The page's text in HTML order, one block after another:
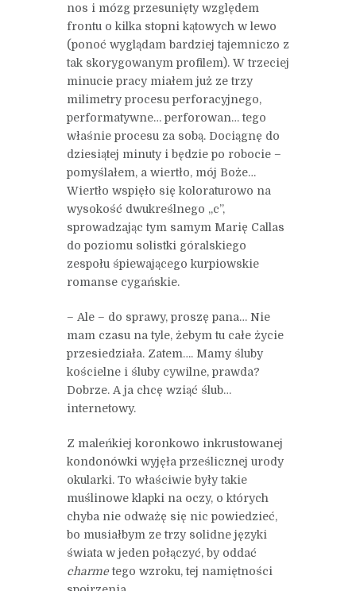
nos i mózg przesunięty względem
frontu o kilka stopni kątowych w lewo
(ponoć wyglądam bardziej tajemniczo z
tak skorygowanym profilem). W trzeciej
minucie pracy miałem już ze trzy
milimetry procesu perforacyjnego,
performatywne… perforowan… tego
właśnie procesu za sobą. Dociągnę do
dziesiątej minuty i będzie po robocie –
pomyślałem, a wiertło, mój Boże…
Wiertło wspięło się koloraturowo na
wysokość dwukreślnego „c”,
sprowadzając tym samym Marię Callas
do poziomu solistki góralskiego
zespołu śpiewającego kurpiowskie
romanse cygańskie.
– Ale – do sprawy, proszę pana… Nie
mam czasu na tyle, żebym tu całe życie
przesiedziała. Zatem…. Mamy śluby
kościelne i śluby cywilne, prawda?
Dobrze. A ja chcę wziąć ślub…
internetowy.
Z maleńkiej koronkowo inkrustowanej
kondonówki wyjęła prześlicznej urody
okularki. To właściwie były takie
muślinowe klapki na oczy, o których
chyba nie odważę się nic powiedzieć,
bo musiałbym ze trzy solidne języki
świata w jeden połączyć, by oddać
charmetego wzroku, tej namiętności